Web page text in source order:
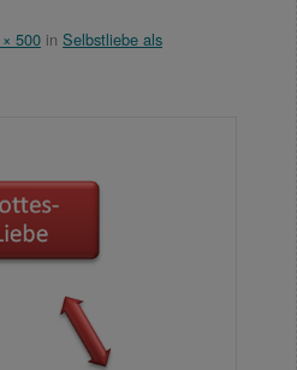
500 in Selbstliebe als